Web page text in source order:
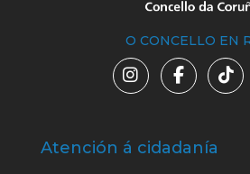
O CONCELLO EN
Atención á cidadanía